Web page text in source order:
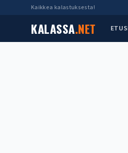
Kaikkea kalastuksesta!
KALASSA.NET